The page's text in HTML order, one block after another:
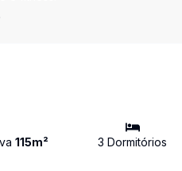
115m² 3 Dormitórios